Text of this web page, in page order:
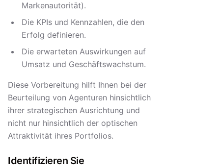
Markenautorität).
Die KPIs und Kennzahlen, die den
Erfolg definieren.
Die erwarteten Auswirkungen auf
Umsatz und Geschäftswachstum.
Diese Vorbereitung hilft Ihnen bei der
Beurteilung von Agenturen hinsichtlich
ihrer strategischen Ausrichtung und
nicht nur hinsichtlich der optischen
Attraktivität ihres Portfolios.
Identifizieren Sie